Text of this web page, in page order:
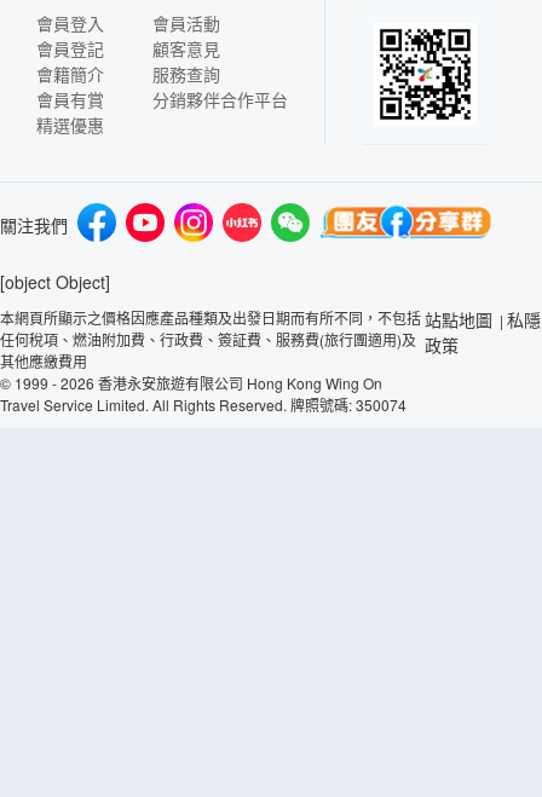
會員登入
會員登記
會籍簡介
會員有賞
精選優惠
會員活動
顧客意見
服務查詢
分銷夥伴合作平台
關注我們
[object Object]
本網頁所顯示之價格因應產品種類及出發日期而有所不同，不包括
任何稅項、燃油附加費、行政費、簽証費、服務費(旅行團適用)及
其他應繳費用
© 1999 - 2026 香港永安旅遊有限公司 Hong Kong Wing On
Travel Service Limited. All Rights Reserved. 牌照號碼: 350074
站點地圖 | 私隱
政策